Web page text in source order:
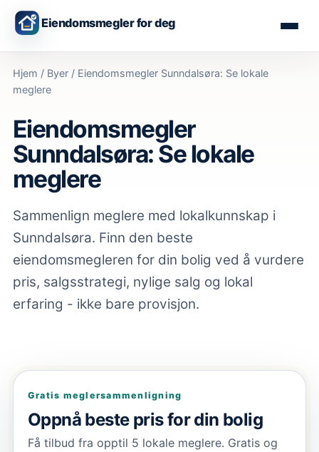
Eiendomsmegler for deg
Hjem / Byer / Eiendomsmegler Sunndalsøra: Se lokale
meglere
Eiendomsmegler
Sunndalsøra: Se lokale
meglere
Sammenlign meglere med lokalkunnskap i
Sunndalsøra. Finn den beste
eiendomsmegleren for din bolig ved å vurdere
pris, salgsstrategi, nylige salg og lokal
erfaring - ikke bare provisjon.
Gratis meglersammenligning
Oppnå beste pris for din bolig
Få tilbud fra opptil 5 lokale meglere. Gratis og